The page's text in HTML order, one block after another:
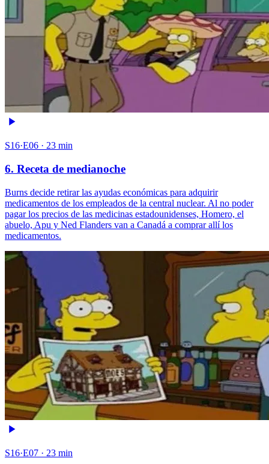
S16·E06 · 23 min
6. Receta de medianoche
Burns decide retirar las ayudas económicas para adquirir
medicamentos de los empleados de la central nuclear. Al no poder
pagar los precios de las medicinas estadounidenses, Homero, el
abuelo, Apu y Ned Flanders van a Canadá a comprar allí los
medicamentos.
S16·E07 · 23 min